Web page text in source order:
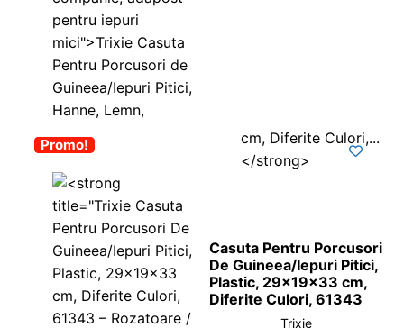
-30%
Promo!
Casuta Pentru Porcusori
De Guineea/Iepuri Pitici,
Plastic, 29x19x33 cm,
Diferite Culori, 61343
Trixie